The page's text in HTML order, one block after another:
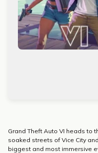
Grand Theft Auto VI heads to
soaked streets of Vice City
biggest and most immersive